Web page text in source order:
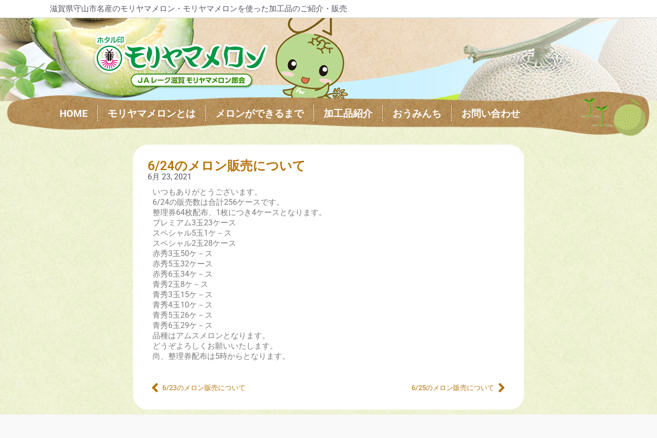
滋賀県守山市名産のモリヤマメロン・モリヤマメロンを使った加工品のご紹介・販売
HOME モリヤマメロンとは メロンができるまで 加工品紹介 おうみんち お問い合わせ
6/24のメロン販売について
6月 23, 2021
いつもありがとうございます。
6/24の販売数は合計256ケースです。
整理券64枚配布、1枚につき4ケースとなります。
プレミアム3玉23ケース
スペシャル5玉1ケ－ス
スペシャル2玉28ケース
赤秀3玉50ケ－ス
赤秀5玉32ケース
赤秀6玉34ケ－ス
青秀2玉8ケ－ス
青秀3玉15ケ－ス
青秀4玉10ケ－ス
青秀5玉26ケ－ス
青秀6玉29ケ－ス
品種はアムスメロンとなります。
どうぞよろしくお願いいたします。
尚、整理券配布は5時からとなります。
6/23のメロン販売について 6/25のメロン販売について